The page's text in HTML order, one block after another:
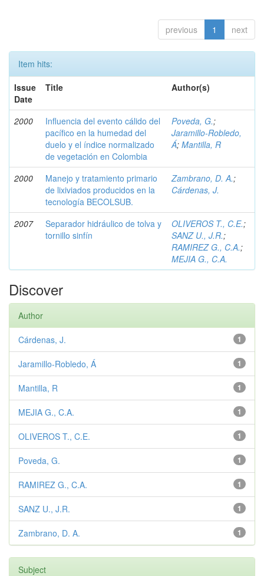
previous 1 next
Item hits:
Issue
Date
Title Author(s)
2000
Influencia del evento cálido del
pacífico en la humedad del
duelo y el índice normalizado
de vegetación en Colombia
Poveda, G.;
Jaramillo-Robledo,
Á; Mantilla, R
2000
Manejo y tratamiento primario
de lixiviados producidos en la
tecnología BECOLSUB.
Zambrano, D. A.;
Cárdenas, J.
2007
Separador hidráulico de tolva y
tornillo sinfín
OLIVEROS T., C.E.;
SANZ U., J.R.;
RAMIREZ G., C.A.;
MEJIA G., C.A.
Discover
Author
1
Cárdenas, J.
1
Jaramillo-Robledo, Á
1
Mantilla, R
1
MEJIA G., C.A.
1
OLIVEROS T., C.E.
1
Poveda, G.
1
RAMIREZ G., C.A.
1
SANZ U., J.R.
1
Zambrano, D. A.
Subject